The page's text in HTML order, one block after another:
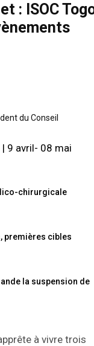
: ISOC
du Conseil
chirurgicale
premières cibles
la suspension de
à vivre trois